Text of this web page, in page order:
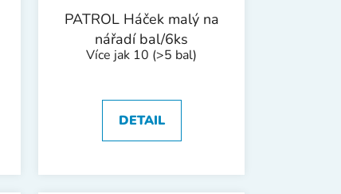
PATROL Háček malý na
nářadí bal/6ks
Více jak 10 (>5 bal)
DETAIL